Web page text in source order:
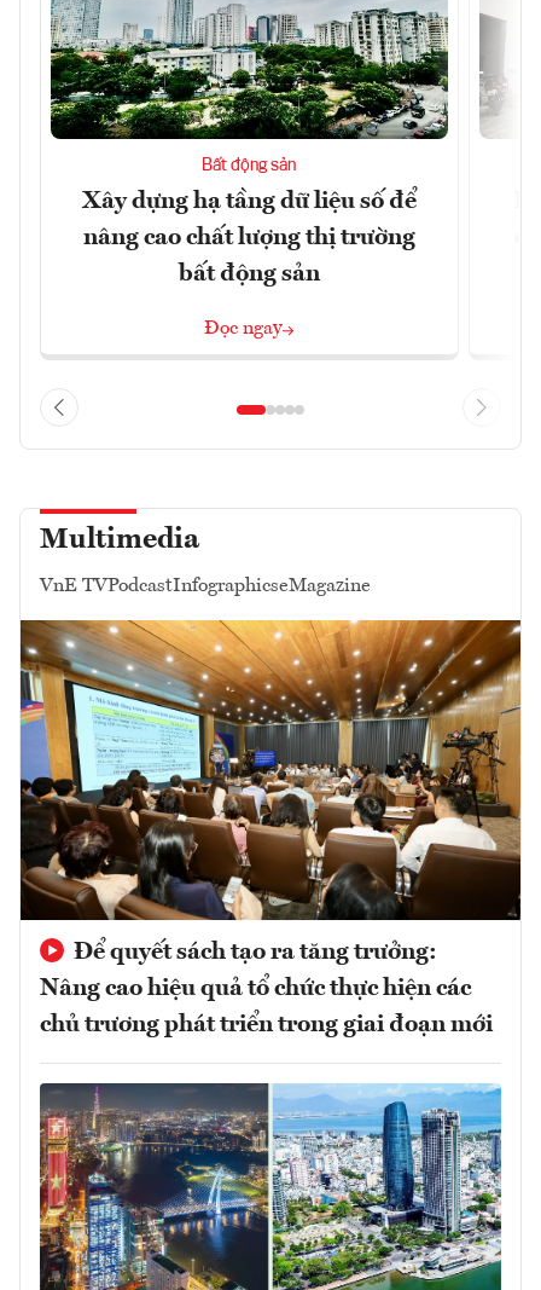
Bất động sản
Xây dựng hạ tầng dữ liệu số để
nâng cao chất lượng thị trường
bất động sản
Đọc ngay
Multimedia
VnE TVPodcastInfographicseMagazine
Để quyết sách tạo ra tăng trưởng:
Nâng cao hiệu quả tổ chức thực hiện các
chủ trương phát triển trong giai đoạn mới